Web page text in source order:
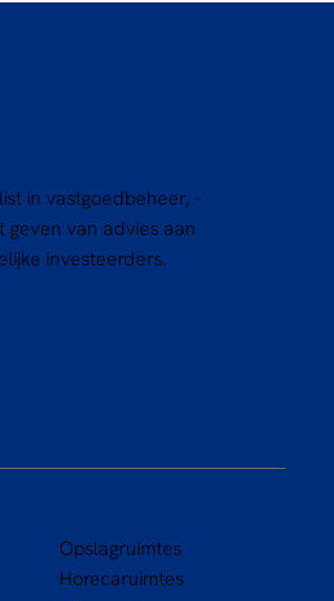
in vastgoedbeheer, -
geven van advies aan
investeerders.
Opslagruimtes
Horecaruimtes